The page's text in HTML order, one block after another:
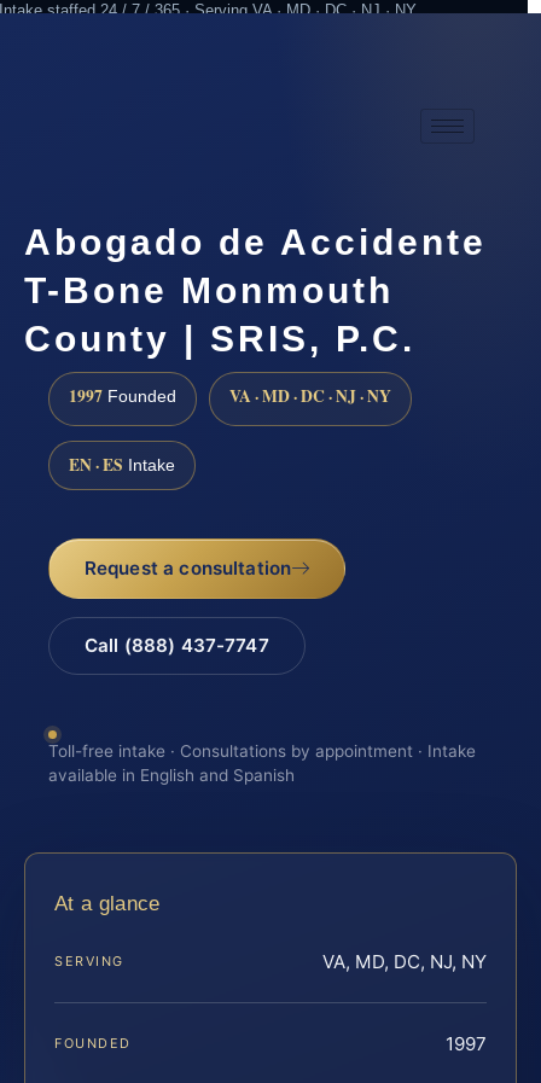
Intake staffed 24 / 7 / 365 · Serving VA · MD · DC · NJ · NY
Abogado de Accidente
T-Bone Monmouth
County | SRIS, P.C.
1997 Founded VA · MD · DC · NJ · NY
EN · ES Intake
Request a consultation
Call (888) 437-7747
Toll-free intake · Consultations by appointment · Intake
available in English and Spanish
At a glance
SERVING VA, MD, DC, NJ, NY
FOUNDED 1997